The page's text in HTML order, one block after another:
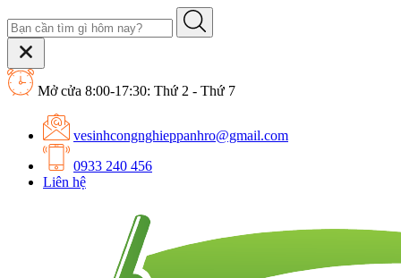
Mở cửa 8:00-17:30: Thứ 2 - Thứ 7
vesinhcongnghieppanhro@gmail.com
0933 240 456
Liên hệ